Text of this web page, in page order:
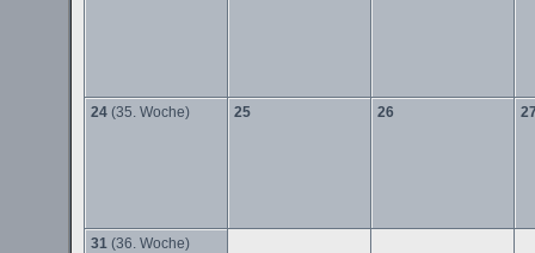
24(35. Woche) 25 26
31(36. Woche)